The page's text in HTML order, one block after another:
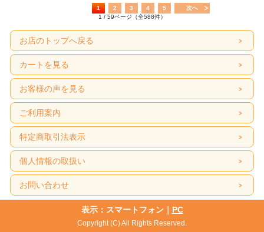
1 2 3 4 5
次へ
1 / 59ページ（全588件）
お店のトップへ戻る
カートを見る
お客様の声を見る
ご利用案内
特定商取引法表示
個人情報の取扱い
お問い合わせ
表示：スマートフォン｜ PC
Copyright (C) All Rights Reserved.